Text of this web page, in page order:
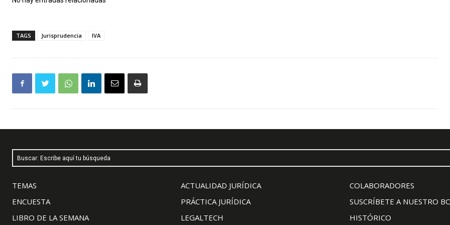
TAGS Jurisprudencia IVA
Buscar: Escribe aquí tu búsqueda
TEMAS
ENCUESTA
LIBRO DE LA SEMANA
ACTUALIDAD JURÍDICA
PRÁCTICA JURÍDICA
LEGALTECH
COLABORADORES
SUSCRÍBETE A NUESTRO
HISTÓRICO